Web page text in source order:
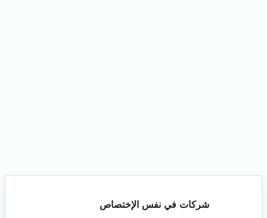
شركات في نفس الإختصاص